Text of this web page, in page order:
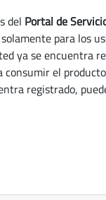
del Portal de
para los
ya se encuentra
consumir el
registrado,